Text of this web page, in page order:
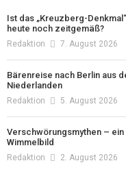
Ist das „Kreuzberg-Denkmal“
heute noch zeitgemäß?
Redaktion 7. August 2026
Bärenreise nach Berlin aus
Niederlanden
Redaktion 5. August 2026
Verschwörungsmythen – ein
Wimmelbild
Redaktion 2. August 2026